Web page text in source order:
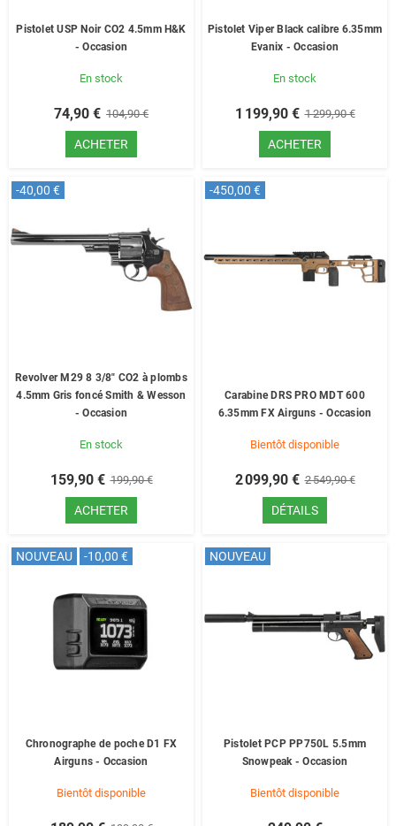
Pistolet USP Noir CO2 4.5mm H&K
- Occasion
En stock
74,90 € 104,90 €
ACHETER
Pistolet Viper Black calibre 6.35mm
Evanix - Occasion
En stock
1 199,90 € 1 299,90 €
ACHETER
-40,00 €
Revolver M29 8 3/8" CO2 à plombs
4.5mm Gris foncé Smith & Wesson
- Occasion
En stock
159,90 € 199,90 €
ACHETER
-450,00 €
Carabine DRS PRO MDT 600
6.35mm FX Airguns - Occasion
Bientôt disponible
2 099,90 € 2 549,90 €
DÉTAILS
-10,00 €
NOUVEAU
Chronographe de poche D1 FX
Airguns - Occasion
Bientôt disponible
NOUVEAU
Pistolet PCP PP750L 5.5mm
Snowpeak - Occasion
Bientôt disponible